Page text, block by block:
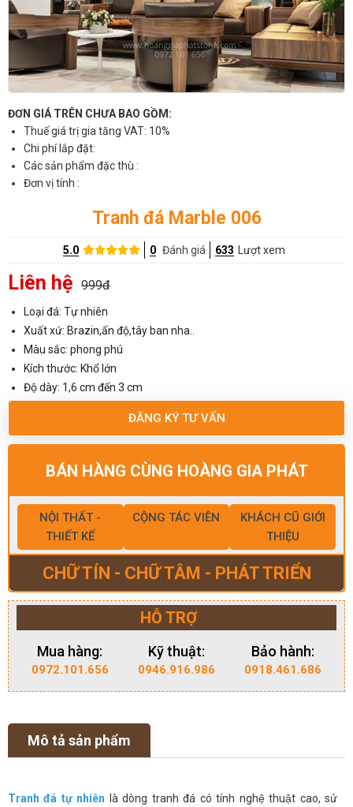
ĐƠN GIÁ TRÊN CHƯA BAO GỒM:
Thuế giá trị gia tăng VAT: 10%
Chi phí lắp đặt:
Các sản phẩm đặc thù :
Đơn vị tính :
Tranh đá Marble 006
5.0 0 Đánh giá 633 Lượt xem
Liên hệ 999đ
Loại đá: Tự nhiên
Xuất xứ: Brazin,ấn độ,tây ban nha..
Màu sắc: phong phú
Kích thước: Khổ lớn
Độ dày: 1,6 cm đến 3 cm
ĐĂNG KÝ TƯ VẤN
BÁN HÀNG CÙNG HOÀNG GIA PHÁT
NỘI THẤT -
THIẾT KẾ
CỘNG TÁC VIÊN
KHÁCH CŨ GIỚI
THIỆU
CHỮ TÍN - CHỮ TÂM - PHÁT TRIỂN
HỖ TRỢ
Mua hàng:
0972.101.656
Kỹ thuật:
0946.916.986
Bảo hành:
0918.461.686
Mô tả sản phẩm
Tranh đá tự nhiên là dòng tranh đá có tính nghệ thuật cao, sử